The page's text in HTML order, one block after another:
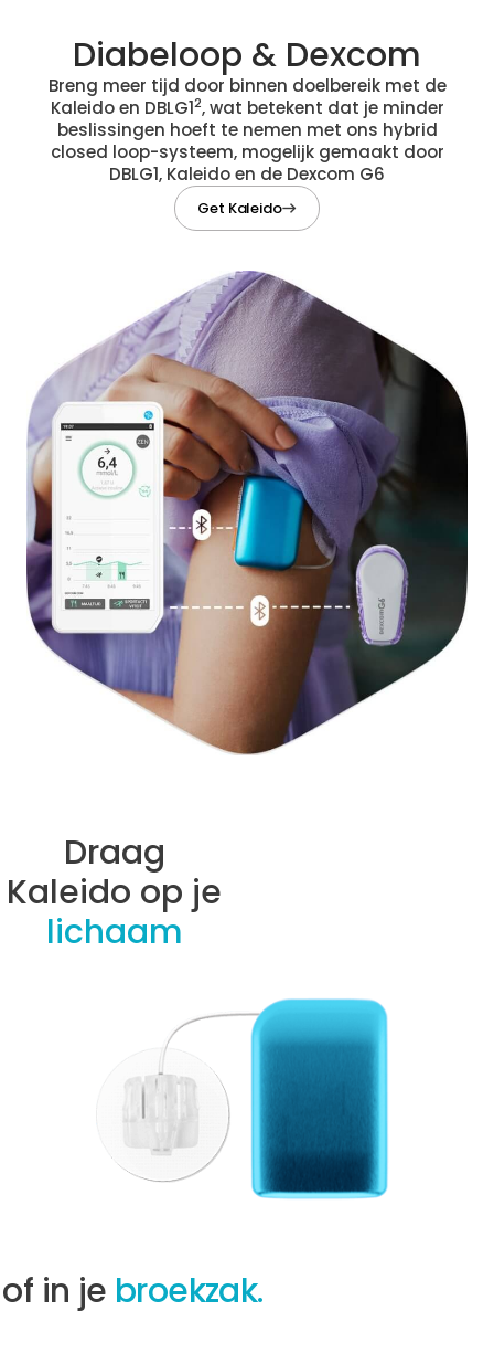
Diabeloop & Dexcom
Breng meer tijd door binnen doelbereik met de
Kaleido en DBLG12, wat betekent dat je minder
beslissingen hoeft te nemen met ons hybrid
closed loop-systeem, mogelijk gemaakt door
DBLG1, Kaleido en de Dexcom G6
Get Kaleido
Draag
Kaleido op je
lichaam
of in je broekzak.